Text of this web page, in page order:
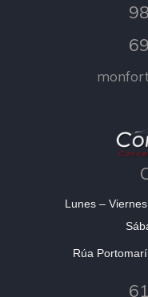
Lunes –
Rúa